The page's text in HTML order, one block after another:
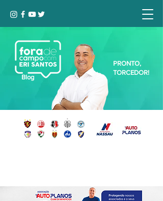
Blog
PRONTO,
TORCEDOR!